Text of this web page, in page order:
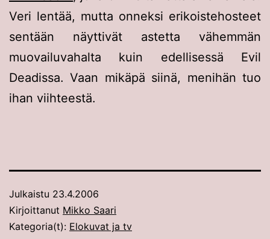
Veri lentää, mutta onneksi erikoistehosteet
sentään näyttivät astetta vähemmän
muovailuvahalta kuin edellisessä Evil
Deadissa. Vaan mikäpä siinä, menihän tuo
ihan viihteestä.
Julkaistu 23.4.2006
Kirjoittanut Mikko Saari
Kategoria(t): Elokuvat ja tv